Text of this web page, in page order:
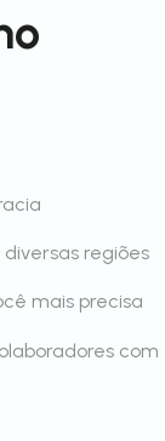
regiões
mais precisa
com